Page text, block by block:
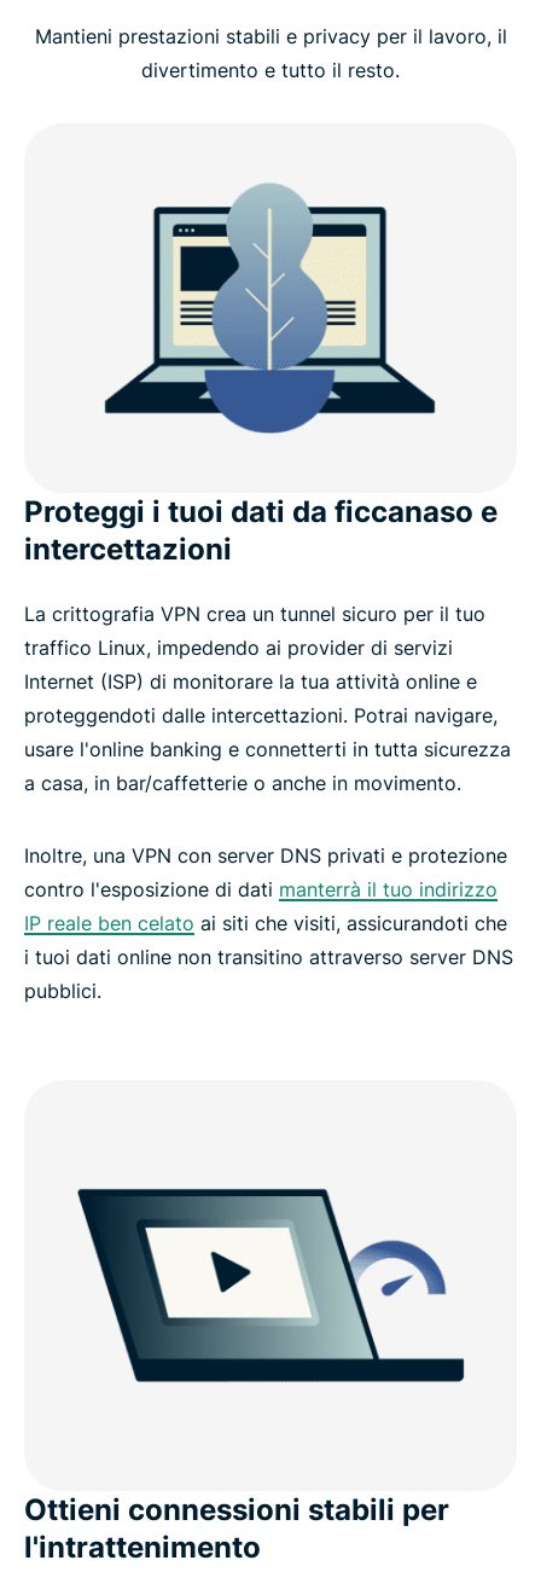
Cosa cercare in una VPN per Linux
Novità della versione 5.0 (Linux)
Compatibilità con distribuzioni Linux
ExpressVPN per Linux: funzionalità avanzate
Cosa dicono le persone di ExpressVPN
Domande frequenti
Mantieni prestazioni stabili e privacy per il lavoro, il
divertimento e tutto il resto.
Proteggi i tuoi dati da ficcanaso e
intercettazioni
La crittografia VPN crea un tunnel sicuro per il tuo
traffico Linux, impedendo ai provider di servizi
Internet (ISP) di monitorare la tua attività online e
proteggendoti dalle intercettazioni. Potrai navigare,
usare l'online banking e connetterti in tutta sicurezza
a casa, in bar/caffetterie o anche in movimento.
Inoltre, una VPN con server DNS privati e protezione
contro l'esposizione di dati manterrà il tuo indirizzo
IP reale ben celato ai siti che visiti, assicurandoti che
i tuoi dati online non transitino attraverso server DNS
pubblici.
Ottieni connessioni stabili per
l'intrattenimento